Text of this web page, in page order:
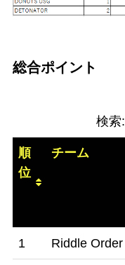
総合ポイント
検索:
順
位
チーム
順
位
チーム
1 Riddle Order